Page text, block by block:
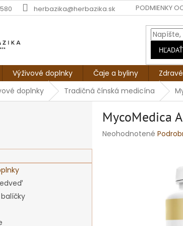
herbazika@herbazika.sk PODMIENKY
HĽADAŤ
Výživové doplnky Čaje a byliny
doplnky Tradičná čínská medicína
MycoMedica
Priemerné
Neohodnotené